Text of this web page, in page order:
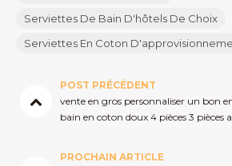
Serviettes De Bain D'hôtels De Choix
Serviettes En Coton
POST PRÉCÉDENT
vente en gros personnaliser un bon
bain en coton doux 4 pièces 3
PROCHAIN ARTICLE